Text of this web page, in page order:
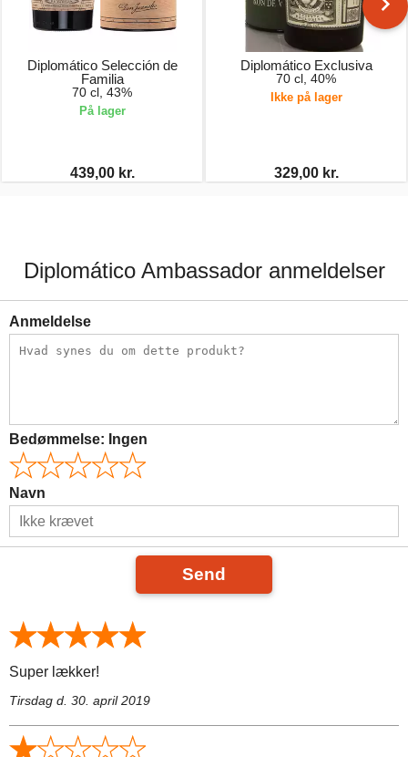
Diplomático Selección de
Familia
70 cl, 43%
På lager
439,00 kr.
Diplomático Exclusiva
70 cl, 40%
Ikke på lager
329,00 kr.
Diplomático Ambassador anmeldelser
Anmeldelse
Bedømmelse: Ingen
Navn
Send
Super lækker!
Tirsdag d. 30. april 2019